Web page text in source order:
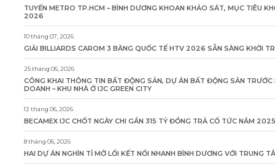
TUYẾN METRO TP.HCM – BÌNH DƯƠNG KHOAN KHẢO SÁT, MỤC TIÊU
2026
10 tháng 07, 2026
GIẢI BILLIARDS CAROM 3 BĂNG QUỐC TẾ HTV 2026 SẴN SÀNG KHỞI
25 tháng 06, 2026
CÔNG KHAI THÔNG TIN BẤT ĐỘNG SẢN, DỰ ÁN BẤT ĐỘNG SẢN
DOANH – KHU NHÀ Ở IJC GREEN CITY
12 tháng 06, 2026
BECAMEX IJC CHỐT NGÀY CHI GẦN 315 TỶ ĐỒNG TRẢ CỔ TỨC NĂM 2025
8 tháng 06, 2026
HAI DỰ ÁN NGHÌN TỈ MỞ LỐI KẾT NỐI NHANH BÌNH DƯƠNG VỚI TRUNG